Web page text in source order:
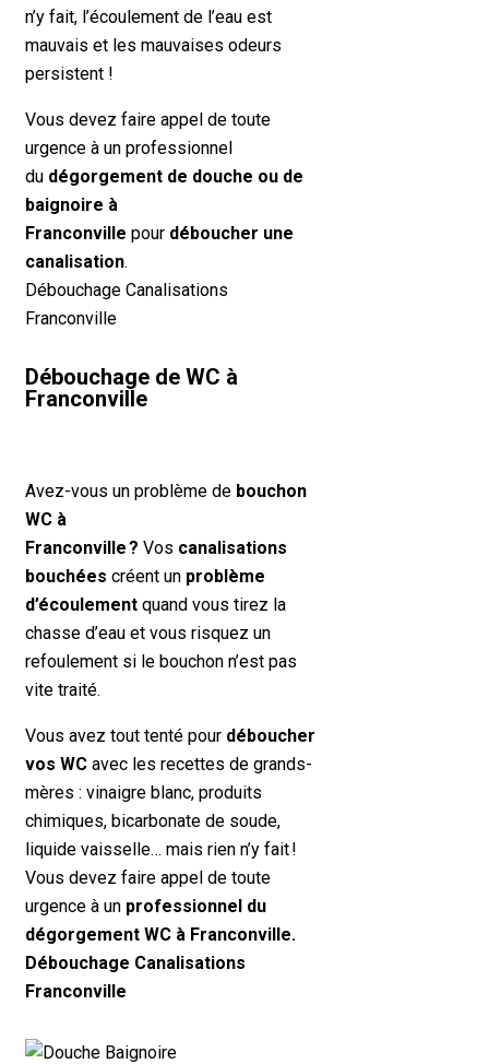
n’y fait, l’écoulement de l’eau est
mauvais et les mauvaises odeurs
persistent !
Vous devez faire appel de toute
urgence à un professionnel
du dégorgement de douche ou de
baignoire à
Franconville pour déboucher une
canalisation.
Débouchage Canalisations
Franconville
Débouchage de WC à
Franconville
Avez-vous un problème de bouchon
WC à
Franconville ? Vos canalisations
bouchées créent un problème
d’écoulement quand vous tirez la
chasse d’eau et vous risquez un
refoulement si le bouchon n’est pas
vite traité.
Vous avez tout tenté pour déboucher
vos WC avec les recettes de grands-
mères : vinaigre blanc, produits
chimiques, bicarbonate de soude,
liquide vaisselle… mais rien n’y fait !
Vous devez faire appel de toute
urgence à un professionnel du
dégorgement WC à Franconville.
Débouchage Canalisations
Franconville